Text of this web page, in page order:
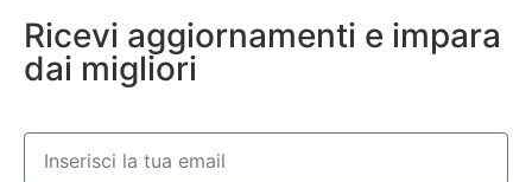
Ricevi aggiornamenti e impara
dai migliori